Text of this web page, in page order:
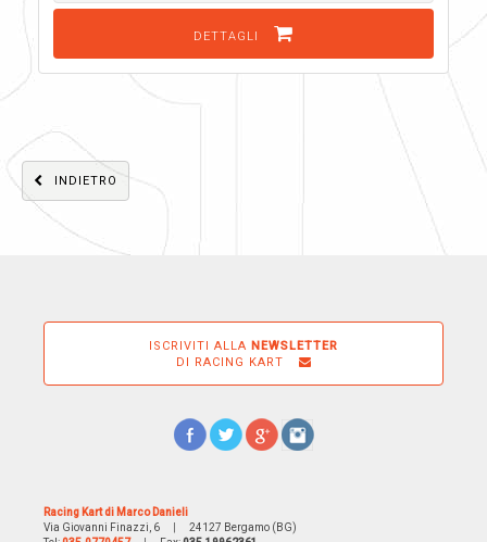
DETTAGLI
INDIETRO
ISCRIVITI ALLA NEWSLETTER
DI RACING KART
Racing Kart di Marco Danieli
Via Giovanni Finazzi, 6
24127 Bergamo (BG)